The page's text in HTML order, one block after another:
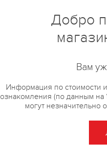
Добро
Вам
Информация по стоимости
ознакомления (по данным на
могут незначительно